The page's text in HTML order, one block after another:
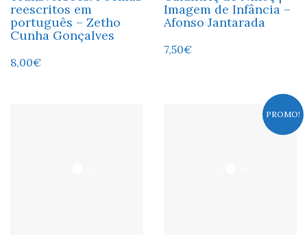
reescritos em
português – Zetho
Cunha Gonçalves
8,00€
Imagem de Infância –
Afonso Jantarada
7,50€
PROMO!